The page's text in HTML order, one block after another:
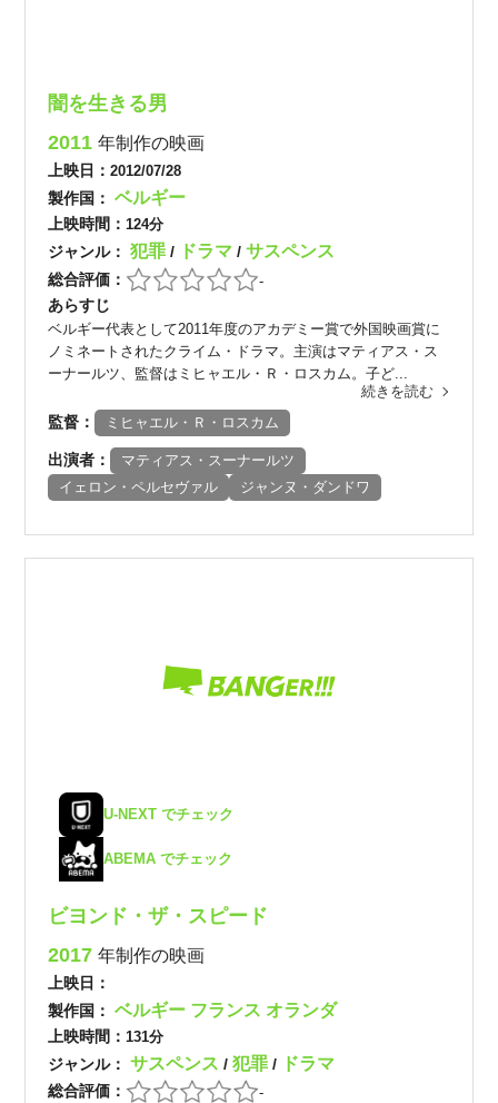
闇を生きる男
2011年制作の映画
上映日：2012/07/28
製作国：ベルギー
上映時間： 124分
ジャンル：犯罪/ ドラマ/サスペンス
総合評価： -
あらすじ
ベルギー代表として2011年度のアカデミー賞で外国映画賞に
ノミネートされたクライム・ドラマ。主演はマティアス・ス
ーナールツ、監督はミヒャエル・Ｒ・ロスカム。子ど...
続きを読む
監督： ミヒャエル・Ｒ・ロスカム
出演者：
マティアス・スーナールツ
イェロン・ペルセヴァル
ジャンヌ・ダンドワ
U-NEXT でチェック
ABEMA でチェック
ビヨンド・ザ・スピード
2017年制作の映画
上映日：
製作国：ベルギー フランス オランダ
上映時間： 131分
ジャンル：サスペンス/犯罪/ ドラマ
総合評価： -